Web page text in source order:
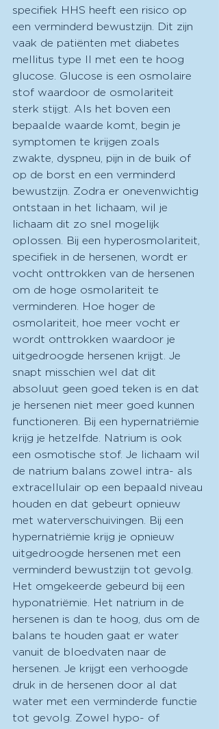
specifiek HHS heeft een risico op
een verminderd bewustzijn. Dit zijn
vaak de patiënten met diabetes
mellitus type II met een te hoog
glucose. Glucose is een osmolaire
stof waardoor de osmolariteit
sterk stijgt. Als het boven een
bepaalde waarde komt, begin je
symptomen te krijgen zoals
zwakte, dyspneu, pijn in de buik of
op de borst en een verminderd
bewustzijn. Zodra er onevenwichtig
ontstaan in het lichaam, wil je
lichaam dit zo snel mogelijk
oplossen. Bij een hyperosmolariteit,
specifiek in de hersenen, wordt er
vocht onttrokken van de hersenen
om de hoge osmolariteit te
verminderen. Hoe hoger de
osmolariteit, hoe meer vocht er
wordt onttrokken waardoor je
uitgedroogde hersenen krijgt. Je
snapt misschien wel dat dit
absoluut geen goed teken is en dat
je hersenen niet meer goed kunnen
functioneren. Bij een hypernatriëmie
krijg je hetzelfde. Natrium is ook
een osmotische stof. Je lichaam wil
de natrium balans zowel intra- als
extracellulair op een bepaald niveau
houden en dat gebeurt opnieuw
met waterverschuivingen. Bij een
hypernatriëmie krijg je opnieuw
uitgedroogde hersenen met een
verminderd bewustzijn tot gevolg.
Het omgekeerde gebeurd bij een
hyponatriëmie. Het natrium in de
hersenen is dan te hoog, dus om de
balans te houden gaat er water
vanuit de bloedvaten naar de
hersenen. Je krijgt een verhoogde
druk in de hersenen door al dat
water met een verminderde functie
tot gevolg. Zowel hypo- of